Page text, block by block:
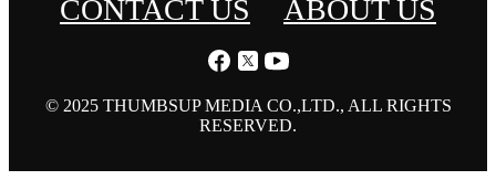
CONTACT US
ABOUT US
© 2025 THUMBSUP MEDIA CO.,LTD., ALL RIGHTS
RESERVED.